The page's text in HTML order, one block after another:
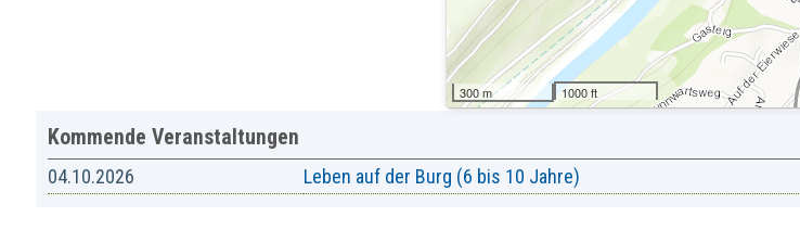
300 m 1000 ft
Kommende Veranstaltungen
04.10.2026 Leben auf der Burg (6 bis 10 Jahre)